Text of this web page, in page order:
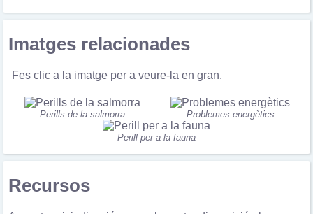
Imatges relacionades
Fes clic a la imatge per a veure-la en gran.
Perills de la salmorra Problemes energètics
Perill per a la fauna
Recursos